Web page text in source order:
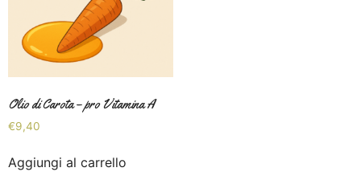
Olio di Carota – pro Vitamina A
€9,40
Aggiungi al carrello